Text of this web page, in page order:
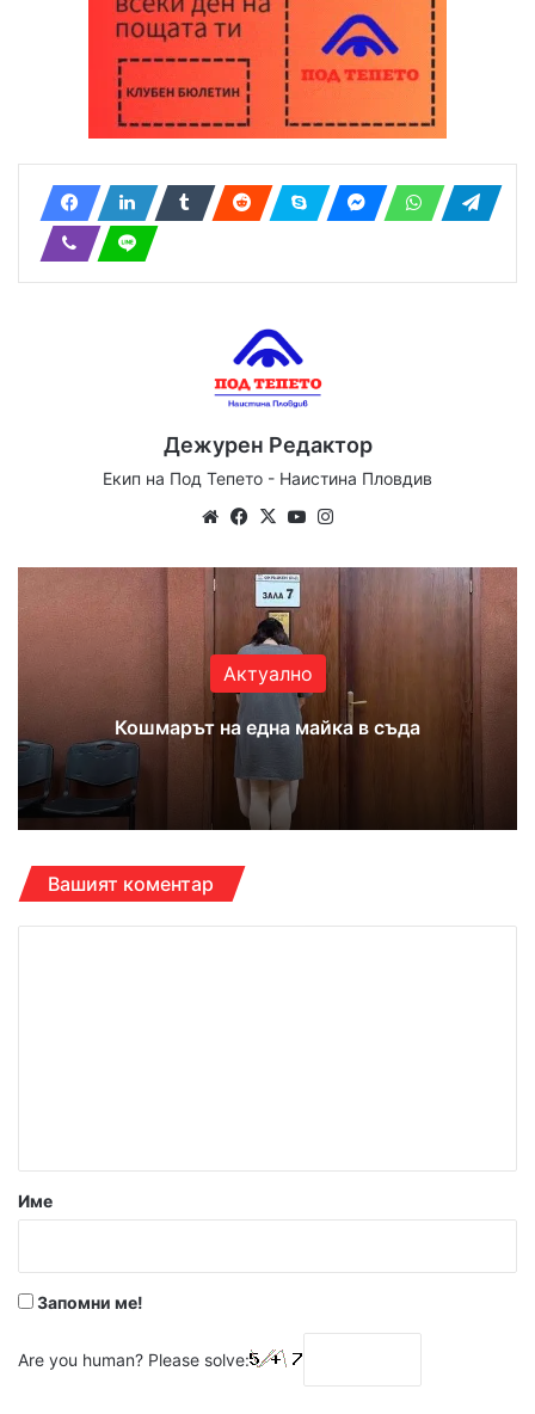
Дежурен Редактор
Екип на Под Тепето - Наистина Пловдив
WebsiteFacebook
X YouTube
Актуално
Кошмарът на една майка в съда
Вашият коментар
р
Име
Запомни ме!
Are you human? Please solve: